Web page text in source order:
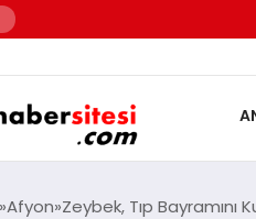
Afyon Zeybek, Tıp Bayramını